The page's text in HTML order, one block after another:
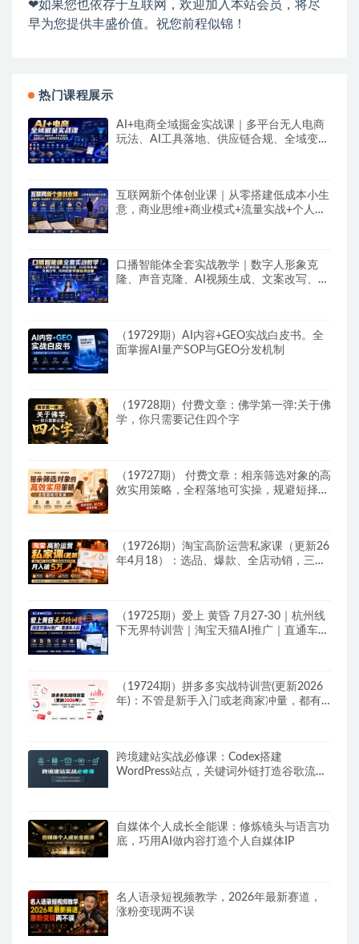
❤如果您也依存于互联网，欢迎加入本站会员，将尽
早为您提供丰盛价值。祝您前程似锦！
热门课程展示
AI+电商全域掘金实战课｜多平台无人电商
玩法、AI工具落地、供应链合规、全域变现
互联网新个体创业课｜从零搭建低成本小生
意，商业思维+商业模式+流量实战+个人成
口播智能体全套实战教学｜数字人形象克
隆、声音克隆、AI视频生成、文案改写、软
（19729期）AI内容+GEO实战白皮书。全
面掌握AI量产SOP与GEO分发机制
（19728期）付费文章：佛学第一弹:关于佛
学，你只需要记住四个字
（19727期） 付费文章：相亲筛选对象的高
效实用策略，全程落地可实操，规避短择、
（19726期）淘宝高阶运营私家课（更新26
年4月18）：选品、爆款、全店动销，三模
（19725期）爱上 黄昏 7月27-30｜杭州线
下无界特训营｜淘宝天猫AI推广｜直通车人
（19724期）拼多多实战特训营(更新2026
年)：不管是新手入门或老商家冲量，都有
跨境建站实战必修课：Codex搭建
WordPress站点，关键词外链打造谷歌流量
自媒体个人成长全能课：修炼镜头与语言功
底，巧用AI做内容打造个人自媒体IP
名人语录短视频教学，2026年最新赛道，
涨粉变现两不误